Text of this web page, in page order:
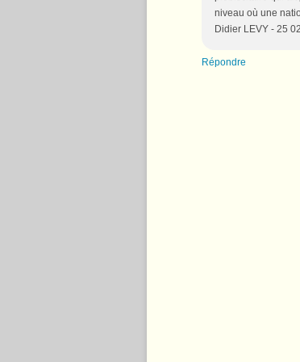
niveau où une
Didier LEVY - 25
Répondre